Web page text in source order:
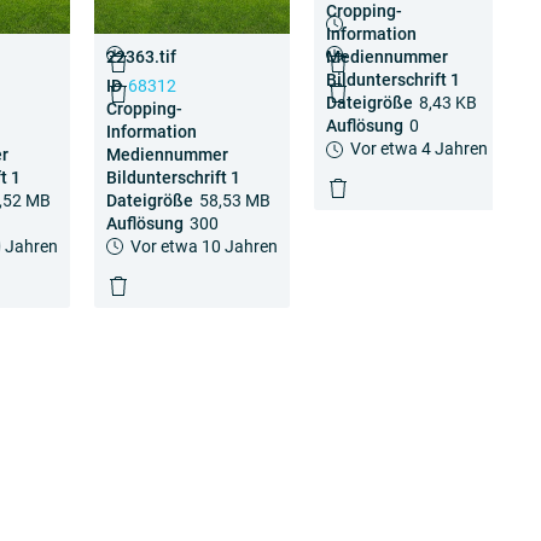
Jahren
Vor etwa 10 Jahren
Vor etwa 10 Jahren
MB
Dateigröße 17,42 MB
Auflösung 300
Vor etwa 10 Jahren
Dateigröße
Auflösung 300
Vor etwa 10 Jahren
1
MB
22363.tif
ID 68312
Cropping-
Information
Mediennummer
Bildunterschrift 1
Dateigröße 58,53 MB
Auflösung 300
Vor etwa 10 Jahren
Cropping-
Information
Mediennummer
Bildunterschrift 1
Dateigröße 8,43 KB
Auflösung 0
Vor etwa 4 Jahren